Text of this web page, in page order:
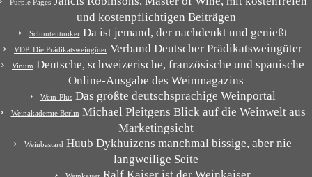
Purple Pages
und kostenpflichtigen Beiträgen
SchnutentunkerDa ist jemand, der nachdenkt und genießt
VDP. Die Prädikatsweingüter Verband Deutscher Prädikatsweingüter
Vinum Deutsche, schweizerische, französische und spanische
Online-Ausgabe des Weinmagazins
Wein-Plus Das größte deutschsprachige Weinportal
Weinakademie Berlin Michael Pleitgens Blick auf die Weinwelt aus
Marketingsicht
Weinbastard Huub Dykhuizens manchmal bissige, aber nie
langweilige Seite